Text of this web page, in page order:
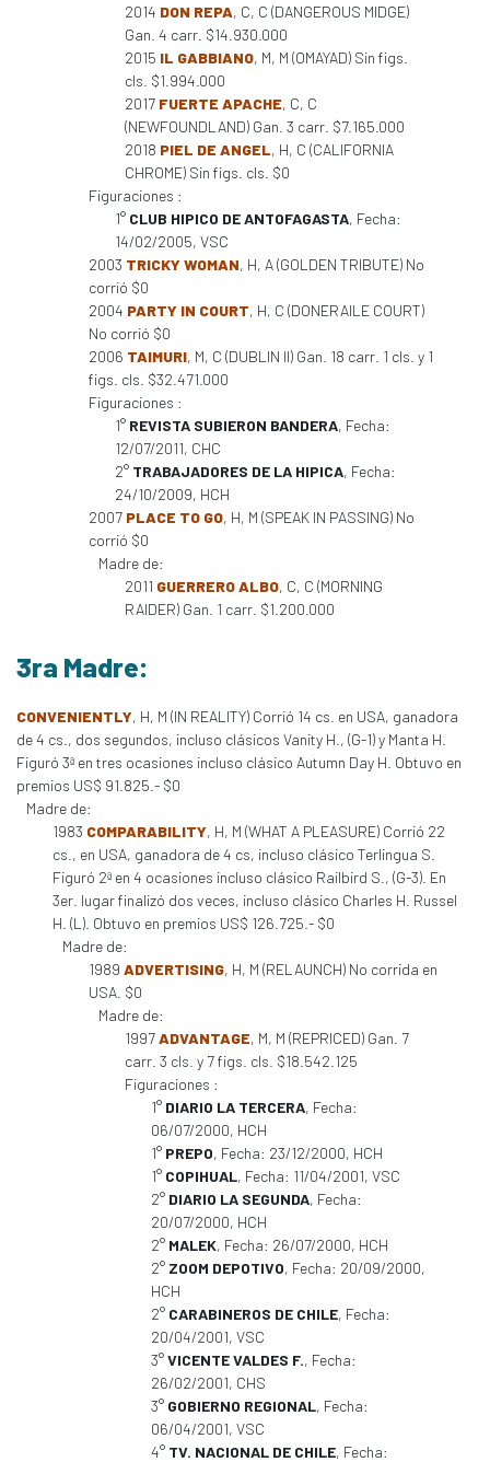
2014 DON REPA, C, C (DANGEROUS MIDGE)
Gan. 4 carr. $14.930.000
2015 IL GABBIANO, M, M (OMAYAD) Sin figs.
cls. $1.994.000
2017 FUERTE APACHE, C, C
(NEWFOUNDLAND) Gan. 3 carr. $7.165.000
2018 PIEL DE ANGEL, H, C (CALIFORNIA
CHROME) Sin figs. cls. $0
Figuraciones :
1° CLUB HIPICO DE ANTOFAGASTA, Fecha:
14/02/2005, VSC
2003 TRICKY WOMAN, H, A (GOLDEN TRIBUTE) No
corrió $0
2004 PARTY IN COURT, H, C (DONERAILE COURT)
No corrió $0
2006 TAIMURI, M, C (DUBLIN II) Gan. 18 carr. 1 cls. y 1
figs. cls. $32.471.000
Figuraciones :
1° REVISTA SUBIERON BANDERA, Fecha:
12/07/2011, CHC
2° TRABAJADORES DE LA HIPICA, Fecha:
24/10/2009, HCH
2007 PLACE TO GO, H, M (SPEAK IN PASSING) No
corrió $0
Madre de:
2011 GUERRERO ALBO, C, C (MORNING
RAIDER) Gan. 1 carr. $1.200.000
3ra Madre:
CONVENIENTLY, H, M (IN REALITY) Corrió 14 cs. en USA, ganadora
de 4 cs., dos segundos, incluso clásicos Vanity H., (G-1) y Manta H.
Figuró 3ª en tres ocasiones incluso clásico Autumn Day H. Obtuvo en
premios US$ 91.825.- $0
Madre de:
1983 COMPARABILITY, H, M (WHAT A PLEASURE) Corrió 22
cs., en USA, ganadora de 4 cs, incluso clásico Terlingua S.
Figuró 2ª en 4 ocasiones incluso clásico Railbird S., (G-3). En
3er. lugar finalizó dos veces, incluso clásico Charles H. Russel
H. (L). Obtuvo en premios US$ 126.725.- $0
Madre de:
1989 ADVERTISING, H, M (RELAUNCH) No corrida en
USA. $0
Madre de:
1997ADVANTAGE, M, M (REPRICED) Gan. 7
carr. 3 cls. y 7 figs. cls. $18.542.125
Figuraciones :
1° DIARIO LA TERCERA, Fecha:
06/07/2000, HCH
1° PREPO, Fecha: 23/12/2000, HCH
1° COPIHUAL, Fecha: 11/04/2001, VSC
2° DIARIO LA SEGUNDA, Fecha:
20/07/2000, HCH
2° MALEK, Fecha: 26/07/2000, HCH
2° ZOOM DEPOTIVO, Fecha: 20/09/2000,
HCH
2° CARABINEROS DE CHILE, Fecha:
20/04/2001, VSC
3°VICENTE VALDES F., Fecha:
26/02/2001, CHS
3° GOBIERNO REGIONAL, Fecha:
06/04/2001, VSC
4° TV. NACIONAL DE CHILE, Fecha: